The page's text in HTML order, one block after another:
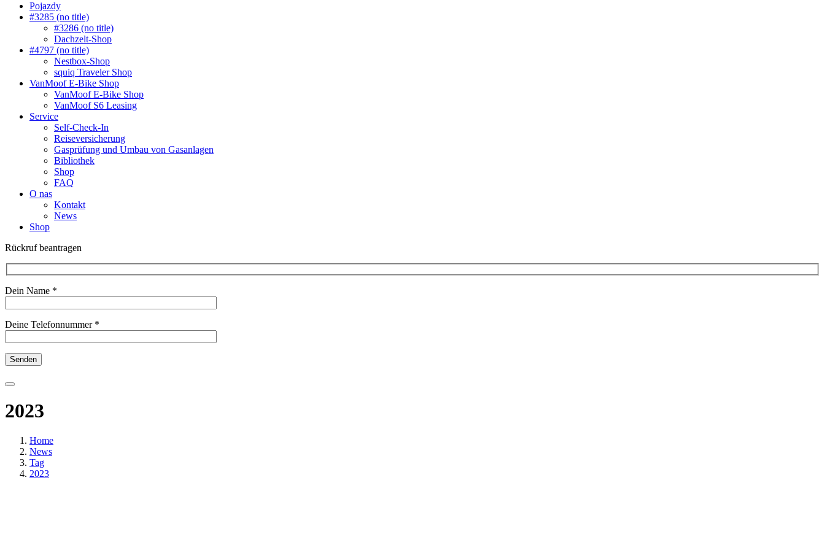
Pojazdy
#3285 (no title)
#3286 (no title)
Dachzelt-Shop
#4797 (no title)
Nestbox-Shop
squiq Traveler Shop
VanMoof E-Bike Shop
VanMoof E-Bike Shop
VanMoof S6 Leasing
Service
Self-Check-In
Reiseversicherung
Gasprüfung und Umbau von Gasanlagen
Bibliothek
Shop
FAQ
O nas
Kontakt
News
Shop
Rückruf beantragen
Dein Name *
Deine Telefonnummer *
2023
Home
News
Tag
2023